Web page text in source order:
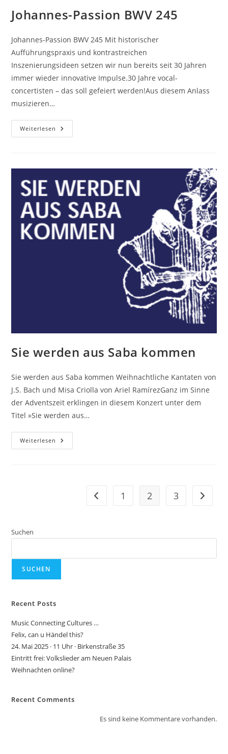
Johannes-Passion BWV 245
Johannes-Passion BWV 245 Mit historischer
Aufführungspraxis und kontrastreichen
Inszenierungsideen setzen wir nun bereits seit 30 Jahren
immer wieder innovative Impulse.30 Jahre vocal-
concertisten – das soll gefeiert werden!Aus diesem Anlass
musizieren…
Weiterlesen Johannes-
Passion
Sie werden aus Saba kommen
Sie werden aus Saba kommen Weihnachtliche Kantaten von
J.S. Bach und Misa Criolla von Ariel RamírezGanz im Sinne
der Adventszeit erklingen in diesem Konzert unter dem
Titel »Sie werden aus…
Weiterlesen Sie
Werden
Gehe zur vorherigen Seite
1 2 3 Gehe
Suchen
SUCHEN
Recent Posts
Music Connecting Cultures …
Felix, can u Händel this?
24. Mai 2025 · 11 Uhr · Birkenstraße 35
Eintritt frei: Volkslieder am Neuen Palais
Weihnachten online?
Recent Comments
Es sind keine Kommentare vorhanden.